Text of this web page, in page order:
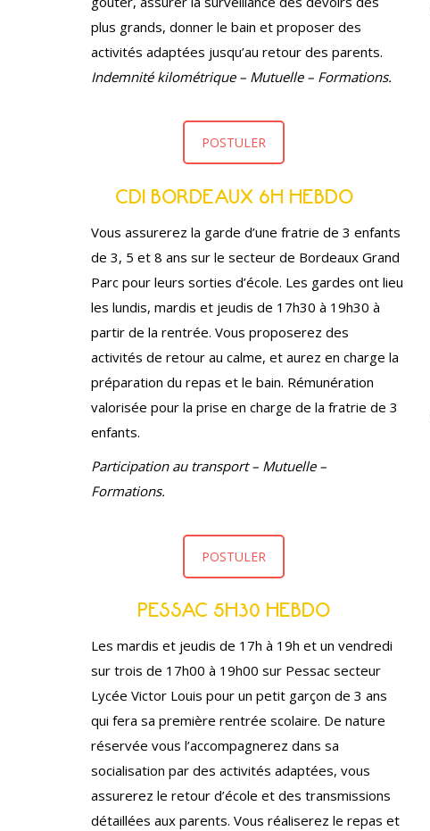
plus grands, donner le bain et proposer des
activités adaptées jusqu’au retour des parents.
Indemnité kilométrique – Mutuelle – Formations.
POSTULER
CDI BORDEAUX 6H HEBDO
Vous assurerez la garde d’une fratrie de 3 enfants
de 3, 5 et 8 ans sur le secteur de Bordeaux Grand
Parc pour leurs sorties d’école. Les gardes ont lieu
les lundis, mardis et jeudis de 17h30 à 19h30 à
partir de la rentrée. Vous proposerez des
activités de retour au calme, et aurez en charge la
préparation du repas et le bain. Rémunération
valorisée pour la prise en charge de la fratrie de 3
enfants.
Participation au transport – Mutuelle –
Formations.
POSTULER
PESSAC 5H30 HEBDO
Les mardis et jeudis de 17h à 19h et un vendredi
sur trois de 17h00 à 19h00 sur Pessac secteur
Lycée Victor Louis pour un petit garçon de 3 ans
qui fera sa première rentrée scolaire. De nature
réservée vous l’accompagnerez dans sa
socialisation par des activités adaptées, vous
assurerez le retour d’école et des transmissions
détaillées aux parents. Vous réaliserez le repas et